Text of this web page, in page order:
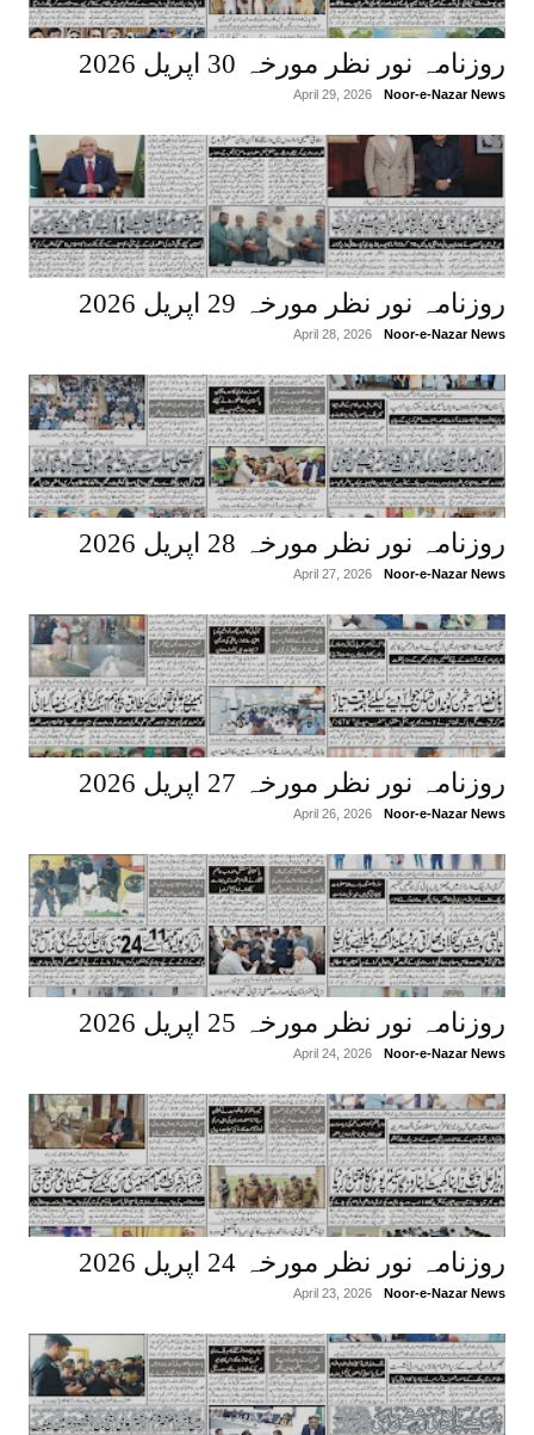
روزنامہ نور نظر مورخہ 30 اپریل 2026
Noor-e-Nazar News
April 29, 2026
روزنامہ نور نظر مورخہ 29 اپریل 2026
Noor-e-Nazar News
April 28, 2026
روزنامہ نور نظر مورخہ 28 اپریل 2026
Noor-e-Nazar News
April 27, 2026
روزنامہ نور نظر مورخہ 27 اپریل 2026
Noor-e-Nazar News
April 26, 2026
روزنامہ نور نظر مورخہ 25 اپریل 2026
Noor-e-Nazar News
April 24, 2026
روزنامہ نور نظر مورخہ 24 اپریل 2026
Noor-e-Nazar News
April 23, 2026